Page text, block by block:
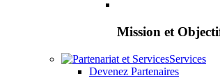
Mission et
Services
Devenez Partenaires